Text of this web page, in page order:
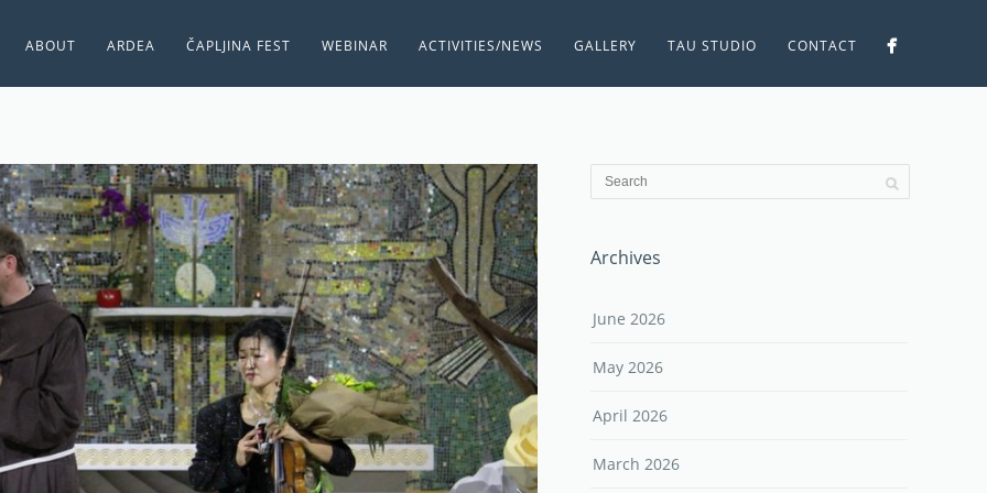
ABOUT ARDEA ČAPLJINA FEST WEBINAR ACTIVITIES/NEWS GALLERY TAU STUDIO CONTACT
Archives
June 2026
May 2026
April 2026
March 2026